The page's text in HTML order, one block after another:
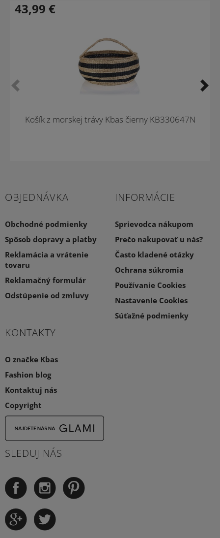
Košík z morskej trávy Kbas čierny KB330647N
43,99 €
OBJEDNÁVKA
Obchodné podmienky
Spôsob dopravy a platby
Reklamácia a vrátenie
tovaru
Reklamačný formulár
Odstúpenie od zmluvy
INFORMÁCIE
Sprievodca nákupom
Prečo nakupovať u nás?
Často kladené otázky
Ochrana súkromia
Používanie Cookies
Nastavenie Cookies
Súťažné podmienky
KONTAKTY
O značke Kbas
Fashion blog
Kontaktuj nás
Copyright
SLEDUJ NÁS